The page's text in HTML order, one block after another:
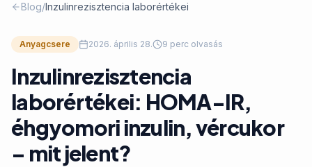
Blog/Inzulinrezisztencia laborértékei
Anyagcsere 2026. április 28. 9 perc olvasás
Inzulinrezisztencia
laborértékei: HOMA-IR,
éhgyomori inzulin, vércukor
– mit jelent?